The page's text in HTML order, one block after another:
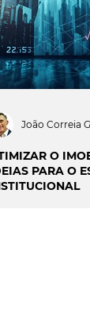
&
&
O
PARA O
João Correia